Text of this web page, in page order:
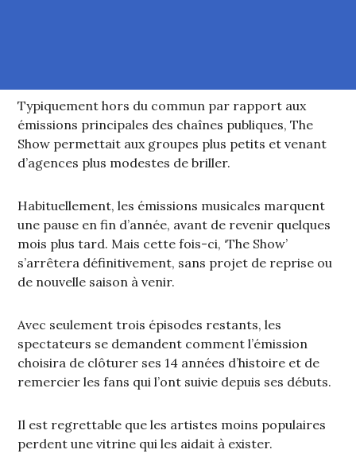
Typiquement hors du commun par rapport aux
émissions principales des chaînes publiques, The
Show permettait aux groupes plus petits et venant
d’agences plus modestes de briller.
Habituellement, les émissions musicales marquent
une pause en fin d’année, avant de revenir quelques
mois plus tard. Mais cette fois-ci, ‘The Show’
s’arrêtera définitivement, sans projet de reprise ou
de nouvelle saison à venir.
Avec seulement trois épisodes restants, les
spectateurs se demandent comment l’émission
choisira de clôturer ses 14 années d’histoire et de
remercier les fans qui l’ont suivie depuis ses débuts.
Il est regrettable que les artistes moins populaires
perdent une vitrine qui les aidait à exister.